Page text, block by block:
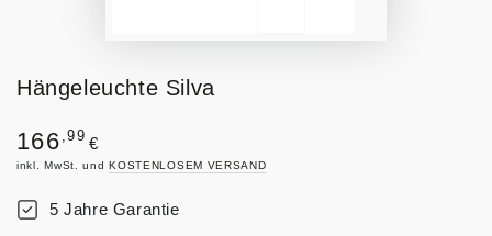
Hängeleuchte Silva
Regulärer
Preis
166 ,99 €
inkl. MwSt. undKOSTENLOSEM VERSAND
5 Jahre Garantie